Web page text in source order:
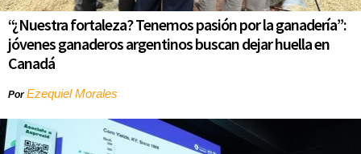
“¿Nuestra fortaleza? Tenemos pasión por la ganadería”:
jóvenes ganaderos argentinos buscan dejar huella en
Canadá
PorEzequiel Morales